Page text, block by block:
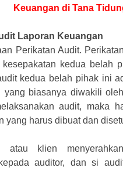
Keuangan di Tana
Laporan Keuangan
Perikatan Audit.
kedua belah
kedua belah pihak ini
yang biasanya diwakili
audit, maka
yang harus dibuat dan
atau klien
auditor, dan si